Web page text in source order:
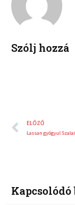
Szólj hozzá
Előző
ELŐZŐ
Lassan gyógyul
Kapcsolódó